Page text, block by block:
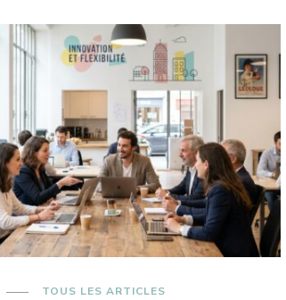
TOUS LES ARTICLES